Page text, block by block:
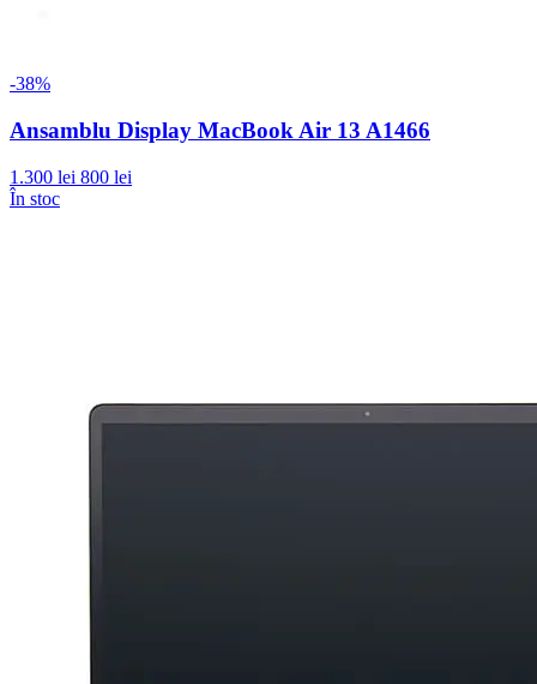
-38%
Ansamblu Display MacBook Air 13 A1466
1.300 lei 800 lei
În stoc